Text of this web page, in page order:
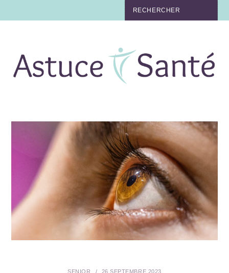
TABAC
NUTRITION
MÉDECINE
MÉDECINE DOUCE
BIEN-ÊTRE
SANTÉ BUCCO-DENTAIRE
SENIOR 26 SEPTEMBRE 2023